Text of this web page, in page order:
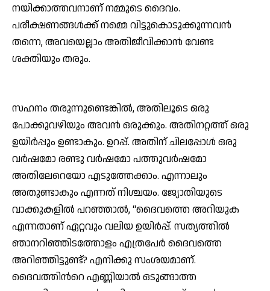
നയിക്കാത്തവനാണ് നമ്മുടെ ദൈവം.
പരീക്ഷണങ്ങള്‍ക്ക് നമ്മെ വിട്ടുകൊടുക്കുന്നവന്‍
തന്നെ, അവയെല്ലാം അതിജീവിക്കാന്‍ വേണ്ട
ശക്തിയും തരും.
സഹനം തരുന്നുണ്ടെങ്കില്‍, അതിലൂടെ ഒരു
പോക്കുവഴിയും അവന്‍ ഒരുക്കും. അതിനറ്റത്ത് ഒരു
ഉയിര്‍പ്പും ഉണ്ടാകും. ഉറപ്പ്. അതിന് ചിലപ്പോള്‍ ഒരു
വര്‍ഷമോ രണ്ടു വര്‍ഷമോ പത്തുവര്‍ഷമോ
അതിലേറെയോ എടുത്തേക്കാം. എന്നാലും
അതുണ്ടാകും എന്നത് നിശ്ചയം. ജ്യോതിയുടെ
വാക്കുകളില്‍ പറഞ്ഞാല്‍, “ദൈവത്തെ അറിയുക
എന്നതാണ് ഏറ്റവും വലിയ ഉയിര്‍പ്പ്. സത്യത്തില്‍
ഞാനറിഞ്ഞിടത്തോളം എത്രപേര്‍ ദൈവത്തെ
അറിഞ്ഞിട്ടുണ്ട്? എനിക്കു സംശയമാണ്.
ദൈവത്തിന്‍റെ എണ്ണിയാല്‍ ഒടുങ്ങാത്ത